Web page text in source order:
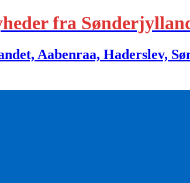
fra
Aabenraa, Haderslev,